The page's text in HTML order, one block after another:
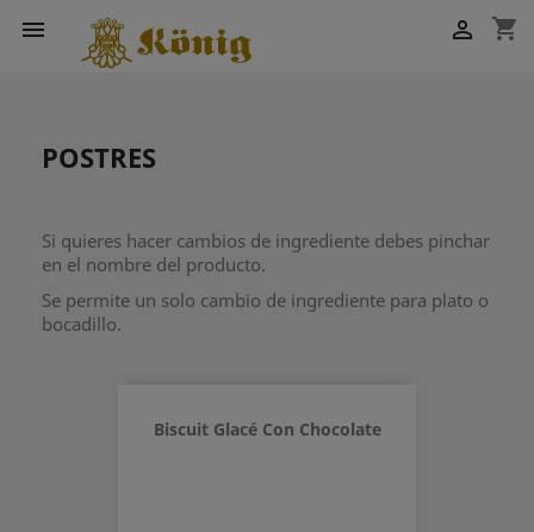
 shopping_cart

POSTRES
Si quieres hacer cambios de ingrediente debes pinchar
en el nombre del producto.
Se permite un solo cambio de ingrediente para plato o
bocadillo.
Biscuit Glacé Con Chocolate